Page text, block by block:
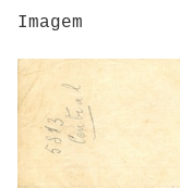
Imagem